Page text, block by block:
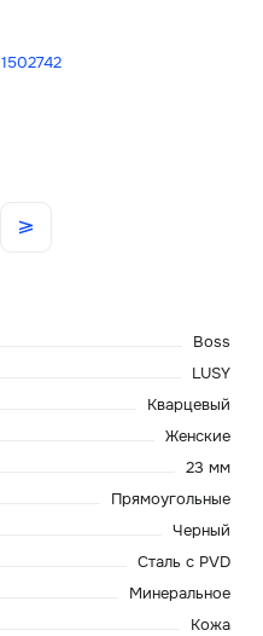
1502742
Boss
LUSY
Кварцевый
Женские
23 мм
Прямоугольные
Черный
Сталь с PVD
Минеральное
Кожа